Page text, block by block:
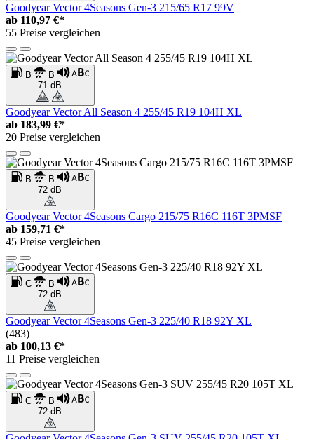
Goodyear Vector 4Seasons Gen-3 215/65 R17 99V
ab 110,97 €*
55 Preise vergleichen
B
B
71 dB
Goodyear Vector All Season 4 255/45 R19 104H XL
ab 183,99 €*
20 Preise vergleichen
B
B
72 dB
Goodyear Vector 4Seasons Cargo 215/75 R16C 116T 3PMSF
ab 159,71 €*
45 Preise vergleichen
C
B
72 dB
Goodyear Vector 4Seasons Gen-3 225/40 R18 92Y XL
(483)
ab 100,13 €*
11 Preise vergleichen
C
B
72 dB